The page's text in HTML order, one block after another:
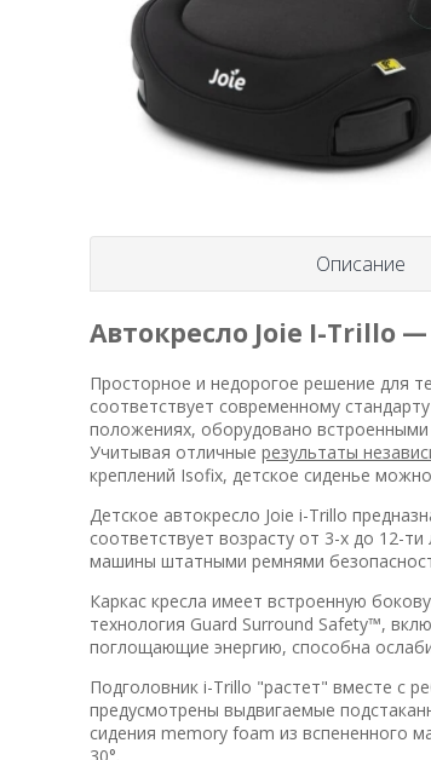
Описание
Автокресло Joie I-Trillo
Просторное и недорогое решение для
соответствует современному
положениях, оборудовано
Учитывая отличные результаты
креплений Isofix, детское сиденье
Детское автокресло Joie i-Trillo
соответствует возрасту от 3-х до 12-
машины штатными ремнями
Каркас кресла имеет встроенную
технология Guard Surround Safety™,
поглощающие энергию, способна
Подголовник i-Trillo "растет" вместе с
предусмотрены выдвигаемые
сидения memory foam из вспененного